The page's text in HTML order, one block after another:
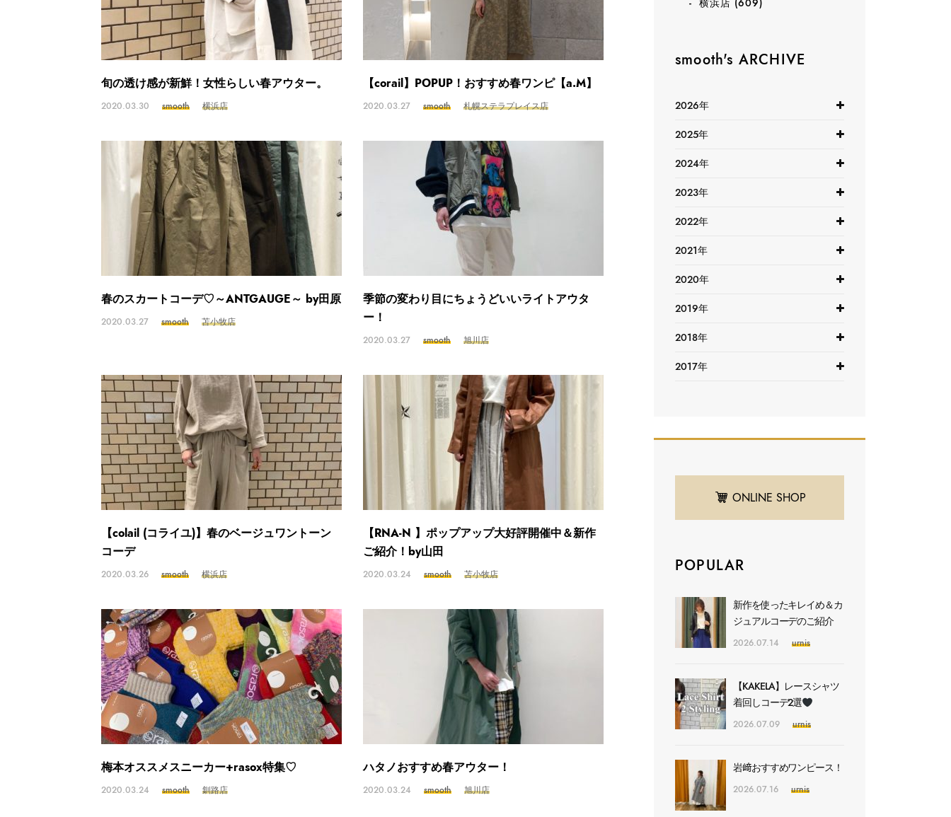
旬の透け感が新鮮！女性らしい春アウター。
2020.03.30 smooth 横浜店
【corail】POPUP！おすすめ春ワンピ【a.M】
2020.03.27 smooth 札幌ステラプレイス店
春のスカートコーデ♡～ANTGAUGE～ by田原
2020.03.27 smooth 苫小牧店
季節の変わり目にちょうどいいライトアウタ
ー！
2020.03.27 smooth 旭川店
【colail (コライユ)】春のベージュワントーン
コーデ
2020.03.26 smooth 横浜店
【RNA-N 】ポップアップ大好評開催中＆新作
ご紹介！by山田
2020.03.24 smooth 苫小牧店
梅本オススメスニーカー+rasox特集♡
2020.03.24 smooth 釧路店
ハタノおすすめ春アウター！
2020.03.24 smooth 旭川店
横浜店 (609)
smooth's ARCHIVE
2026年
2025年
2024年
2023年
2022年
2021年
2020年
2019年
2018年
2017年
ONLINE SHOP
POPULAR
新作を使ったキレイめ＆カ
ジュアルコーデのご紹介
2026.07.14 urnis
【KAKELA】レースシャツ
着回しコーデ2選
2026.07.09 urnis
岩﨑おすすめワンピース！
2026.07.16 urnis